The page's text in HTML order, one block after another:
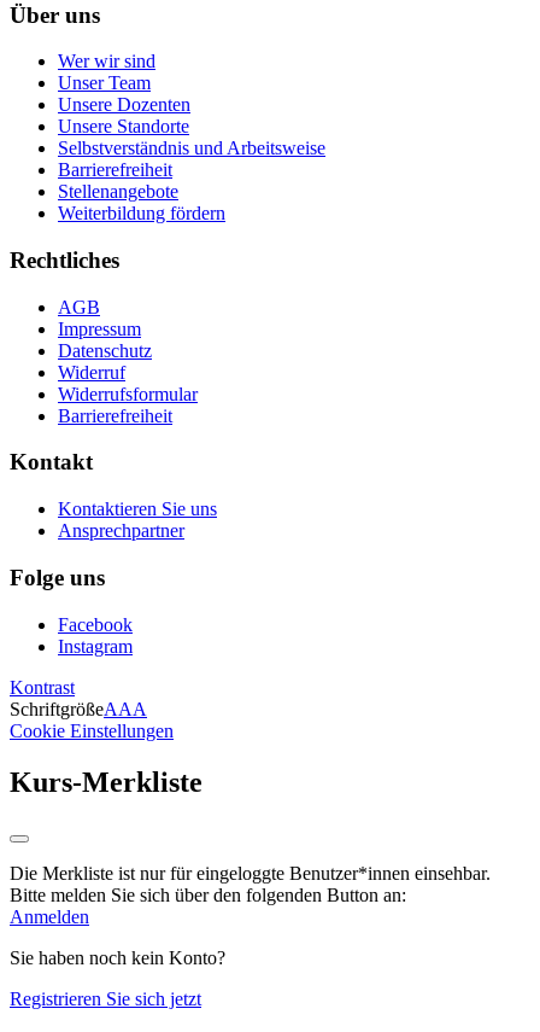
Über uns
Wer wir sind
Unser Team
Unsere Dozenten
Unsere Standorte
Selbstverständnis und Arbeitsweise
Barrierefreiheit
Stellenangebote
Weiterbildung fördern
Rechtliches
AGB
Impressum
Datenschutz
Widerruf
Widerrufsformular
Barrierefreiheit
Kontakt
Kontaktieren Sie uns
Ansprechpartner
Folge uns
Facebook
Instagram
Kontrast
SchriftgrößeAAA
Cookie Einstellungen
Kurs-Merkliste
Die Merkliste ist nur für eingeloggte Benutzer*innen einsehbar.
Bitte melden Sie sich über den folgenden Button an:
Anmelden
Sie haben noch kein Konto?
Registrieren Sie sich jetzt